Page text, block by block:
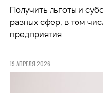
Получить льготы и
разных сфер, в том
предприятия
19 АПРЕЛЯ 2026